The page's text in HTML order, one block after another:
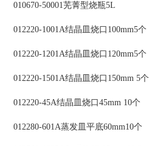
010670-50001芜菁型烧瓶5L
012220-1001A结晶皿烧口100mm5个
012220-1201A结晶皿烧口120mm5个
012220-1501A结晶皿烧口150mm 5个
012220-45A结晶皿烧口45mm 10个
012280-601A蒸发皿平底60mm10个